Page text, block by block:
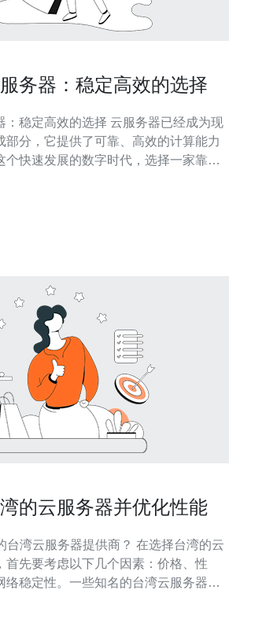
务器：稳定高效的选择
的选择 云服务器已经成为现
部分，它提供了可靠、高效的计算能力
个快速发展的数字时代，选择一家靠谱
性，成为越来越多企业的首选。 中国
的云服务器并优化性能
台湾云服务器提供商？ 在选择台湾的云
首先要考虑以下几个因素：价格、性
络稳定性。一些知名的台湾云服务器提
价和比较不同服务商的套餐，以确保